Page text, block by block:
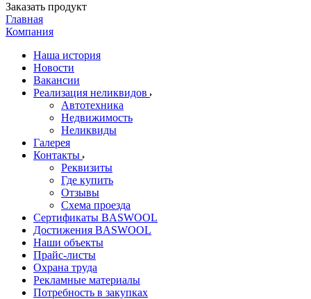
Заказать продукт
Главная
Компания
Наша история
Новости
Вакансии
Реализация неликвидов
Автотехника
Недвижимость
Неликвиды
Галерея
Контакты
Реквизиты
Где купить
Отзывы
Схема проезда
Сертификаты BASWOOL
Достижения BASWOOL
Наши объекты
Прайс-листы
Охрана труда
Рекламные материалы
Потребность в закупках